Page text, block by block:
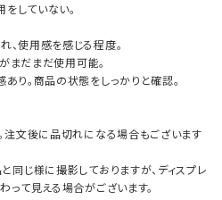
をしていない。
、使用感を感じる程度。
まだまだ使用可能。
あり。商品の状態をしっかりと確認。
文後に品切れになる場合もございます
じ様に撮影しておりますが、ディスプレ
て見える場合がございます。